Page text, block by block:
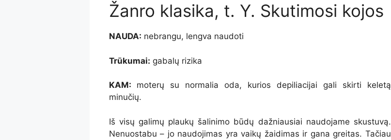
Žanro klasika, t. Y. Skutimosi kojos
NAUDA: nebrangu, lengva naudoti
Trūkumai: gabalų rizika
KAM: moterų su normalia oda, kurios depiliacijai gali skirti keletą
minučių.
Iš visų galimų plaukų šalinimo būdų dažniausiai naudojame skustuvą.
Nenuostabu – jo naudojimas yra vaikų žaidimas ir gana greitas. Tačiau